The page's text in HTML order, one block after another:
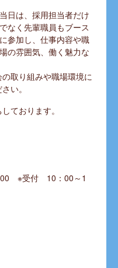
当日は、採用担当者だけ
でなく先輩職員もブース
に参加し、仕事内容や職
場の雰囲気、働く魅力な
取り組みや職場環境に
い。
ております。
※受付 10：00～1